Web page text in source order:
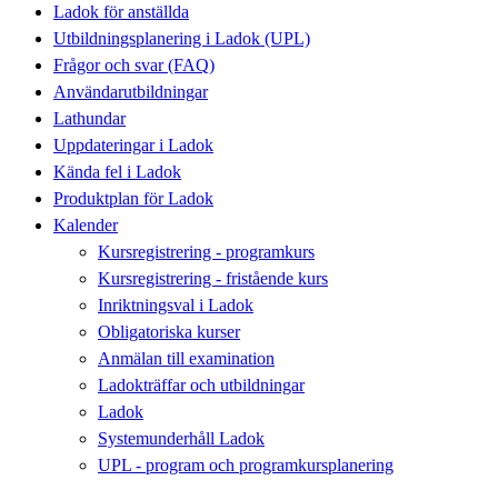
Ladok för anställda
Utbildningsplanering i Ladok (UPL)
Frågor och svar (FAQ)
Användarutbildningar
Lathundar
Uppdateringar i Ladok
Kända fel i Ladok
Produktplan för Ladok
Kalender
Kursregistrering - programkurs
Kursregistrering - fristående kurs
Inriktningsval i Ladok
Obligatoriska kurser
Anmälan till examination
Ladokträffar och utbildningar
Ladok
Systemunderhåll Ladok
UPL - program och programkursplanering